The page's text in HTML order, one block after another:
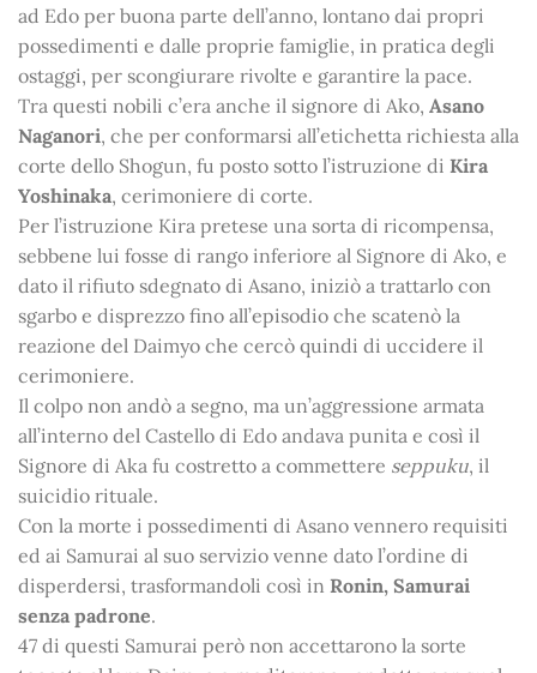
ad Edo per buona parte dell’anno, lontano dai propri
possedimenti e dalle proprie famiglie, in pratica degli
ostaggi, per scongiurare rivolte e garantire la pace.
Tra questi nobili c’era anche il signore di Ako, Asano
Naganori, che per conformarsi all’etichetta richiesta alla
corte dello Shogun, fu posto sotto l’istruzione di Kira
Yoshinaka, cerimoniere di corte.
Per l’istruzione Kira pretese una sorta di ricompensa,
sebbene lui fosse di rango inferiore al Signore di Ako, e
dato il rifiuto sdegnato di Asano, iniziò a trattarlo con
sgarbo e disprezzo fino all’episodio che scatenò la
reazione del Daimyo che cercò quindi di uccidere il
cerimoniere.
Il colpo non andò a segno, ma un’aggressione armata
all’interno del Castello di Edo andava punita e così il
Signore di Aka fu costretto a commettere seppuku, il
suicidio rituale.
Con la morte i possedimenti di Asano vennero requisiti
ed ai Samurai al suo servizio venne dato l’ordine di
disperdersi, trasformandoli così in Ronin, Samurai
senza padrone.
47 di questi Samurai però non accettarono la sorte